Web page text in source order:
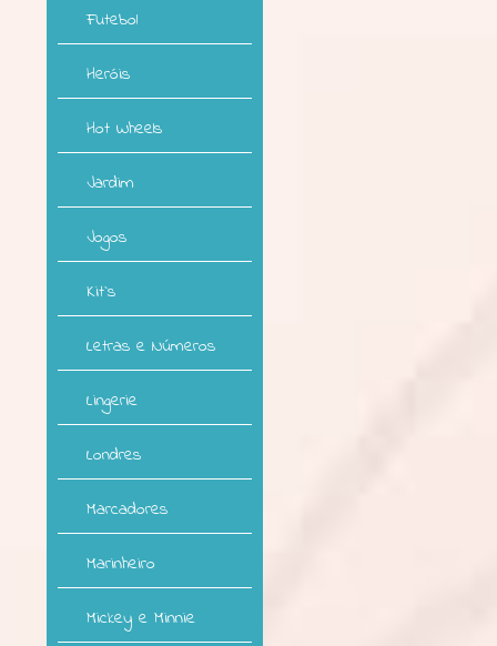
Futebol
Heróis
Hot Wheels
Jardim
Jogos
Kit`s
Letras e Números
Lingerie
Londres
Marcadores
Marinheiro
Mickey e Minnie